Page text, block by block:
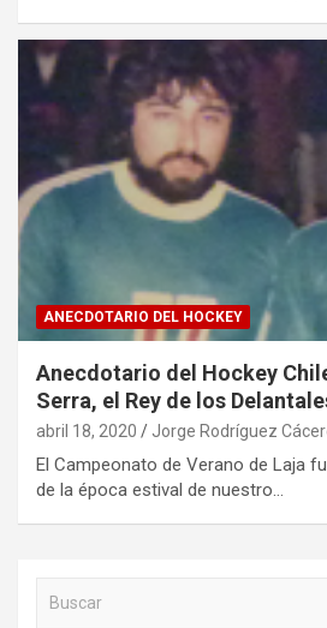
ANECDOTARIO DEL HOCKEY
Anecdotario del Hockey
Serra, el Rey de los
abril 18, 2020 Jorge Rodríguez
El Campeonato de Verano de Laja
de la época estival de nuestro…